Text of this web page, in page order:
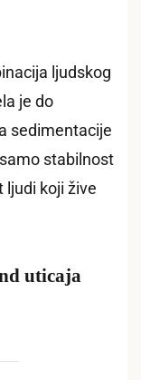
ljudskog
je do
sedimentacije
stabilnost
ljudi koji žive
uticaja